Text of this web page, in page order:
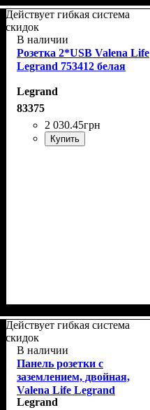
Действует гибкая система
скидок
В наличии
Розетка 2*USB Valena Life
Legrand 753412 белая
Legrand
83375
2 030.45грн
Купить
Действует гибкая система
скидок
В наличии
Панель розетки с
заземлением, двойная,
Valena Life Legrand
754950 белая
Legrand